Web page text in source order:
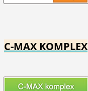
C-MAX KOMPLEX